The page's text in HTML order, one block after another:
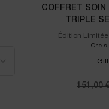
COFFRET SOIN
TRIPLE
Édition
One
Ancien
151,00